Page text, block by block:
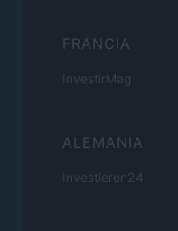
FRANCIA
InvestirMag
ALEMANIA
Investieren24